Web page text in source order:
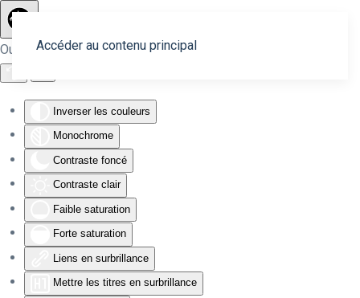
Outils d'accessibilité
Inverser les couleurs
Monochrome
Contraste foncé
Contraste clair
Faible saturation
Forte saturation
Liens en surbrillance
Mettre les titres en surbrillance
Accéder au contenu principal